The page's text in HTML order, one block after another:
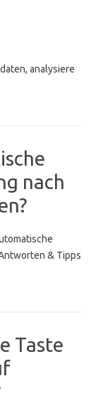
analysiere
nach
& Tipps
Taste